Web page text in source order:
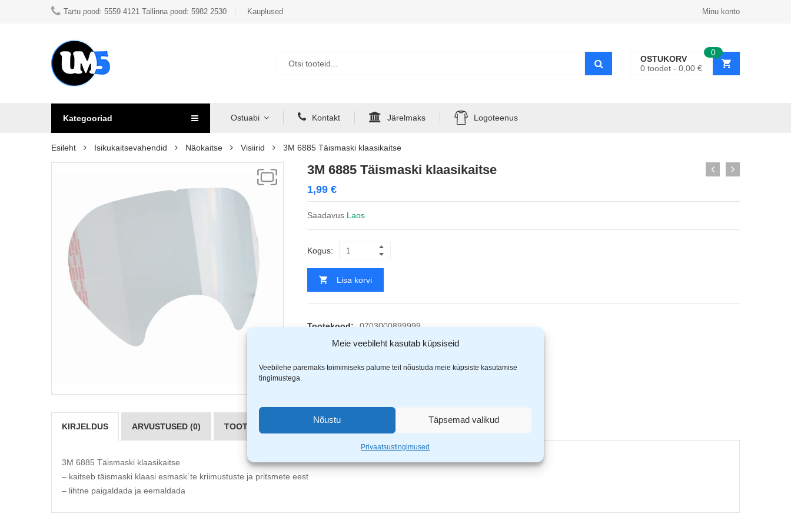
Meie veebileht kasutab küpsiseid
Veebilehe paremaks toimimiseks palume teil nõustuda meie küpsiste kasutamise
tingimustega.
Nõustu Täpsemad valikud
Privaatsustingimused
Tartu pood: 5559 4121 Tallinna pood: 5982 2530 Kauplused Minu konto
0
OSTUKORV
0 toodet 0,00 €
Kategooriad Ostuabi Kontakt Järelmaks Logoteenus
Esileht Isikukaitsevahendid Näokaitse Visiirid 3M 6885 Täismaski klaasikaitse
3M 6885 Täismaski klaasikaitse
1,99 €
Saadavus Laos
Kogus:
Lisa korvi
Tootekood:
0703000899999
Kategooriad Näokaitse,Visiirid
EAN:
50051131279242
KIRJELDUS ARVUSTUSED (0) TOOTJAD (1)
3M 6885 Täismaski klaasikaitse
– kaitseb täismaski klaasi esmask´te kriimustuste ja pritsmete eest
– lihtne paigaldada ja eemaldada